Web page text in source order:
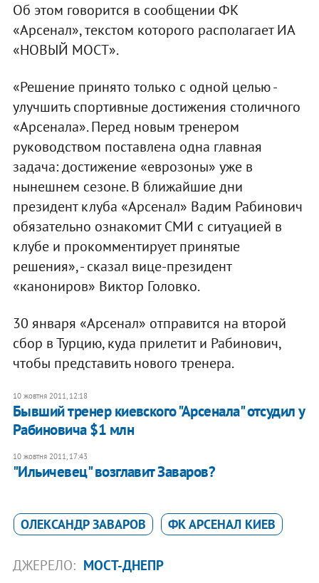
Об этом говорится в сообщении ФК
«Арсенал», текстом которого располагает ИА
«НОВЫЙ МОСТ».
«Решение принято только с одной целью -
улучшить спортивные достижения столичного
«Арсенала». Перед новым тренером
руководством поставлена одна главная
задача: достижение «еврозоны» уже в
нынешнем сезоне. В ближайшие дни
президент клуба «Арсенал» Вадим Рабинович
обязательно ознакомит СМИ с ситуацией в
клубе и прокомментирует принятые
решения», - сказал вице-президент
«канониров» Виктор Головко.
30 января «Арсенал» отправится на второй
сбор в Турцию, куда прилетит и Рабинович,
чтобы представить нового тренера.
10 жовтня 2011, 12:18
Бывший тренер киевского "Арсенала" отсудил у
Рабиновича $1 млн
10 жовтня 2011, 17:43
"Ильичевец" возглавит Заваров?
ОЛЕКСАНДР ЗАВАРОВ ФК АРСЕНАЛ КИЕВ
ДЖЕРЕЛО: МОСТ-ДНЕПР